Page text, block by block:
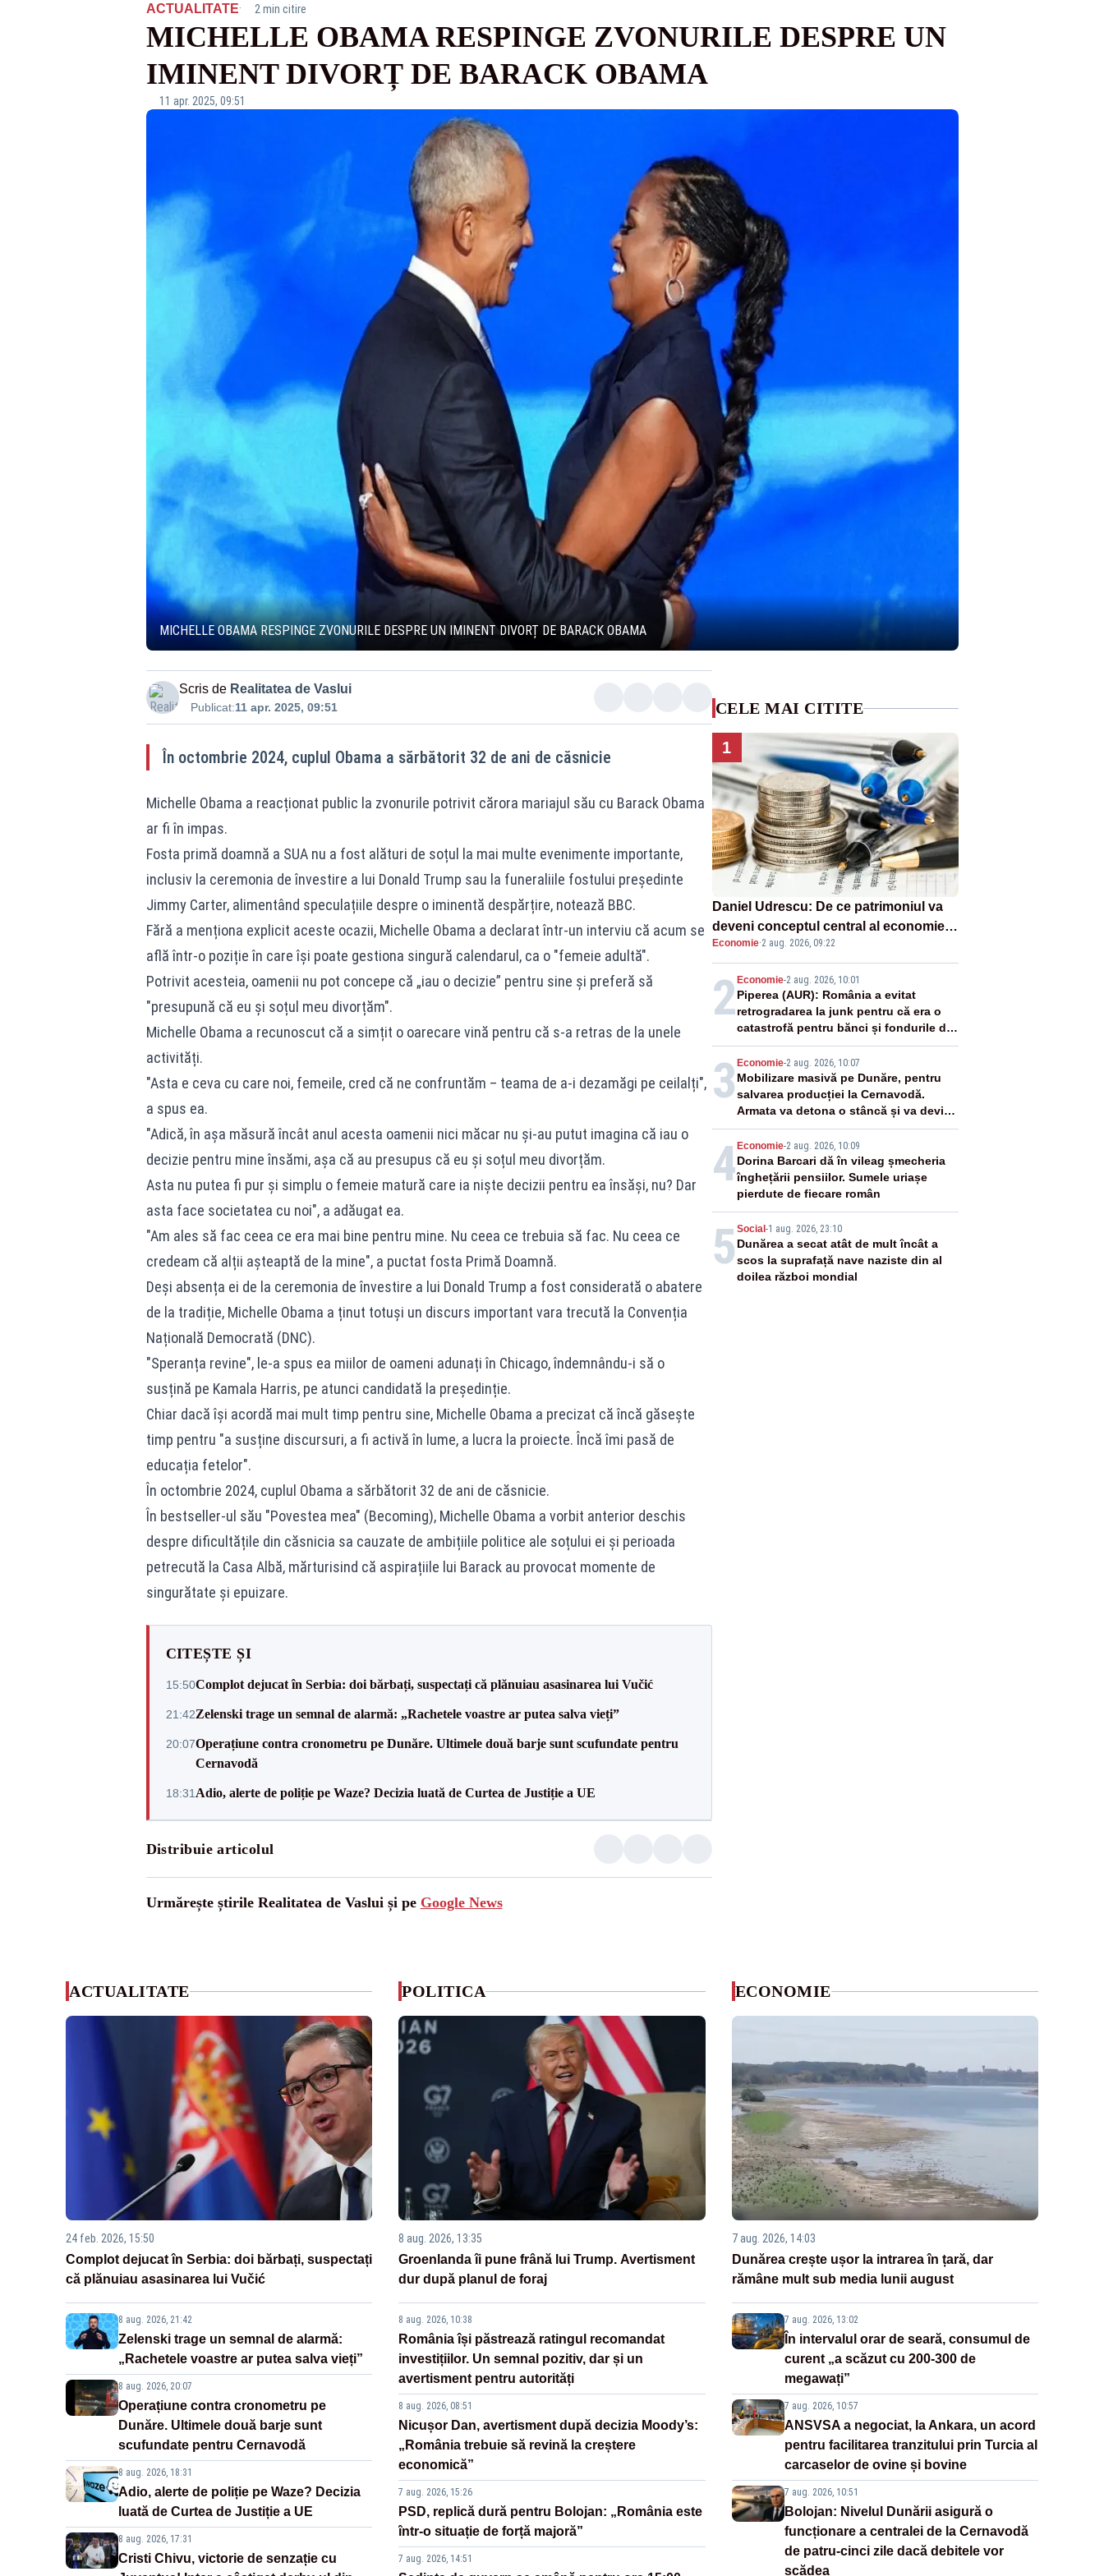
ACTUALITATE· 2 min citire
MICHELLE OBAMA RESPINGE ZVONURILE DESPRE UN
IMINENT DIVORȚ DE BARACK OBAMA
11 apr. 2025, 09:51
MICHELLE OBAMA RESPINGE ZVONURILE DESPRE UN IMINENT DIVORȚ DE BARACK OBAMA
Scris de Realitatea de Vaslui
Publicat:11 apr. 2025, 09:51
În octombrie 2024, cuplul Obama a sărbătorit 32 de ani de căsnicie
Michelle Obama a reacționat public la zvonurile potrivit cărora mariajul său cu Barack Obama
ar fi în impas.
Fosta primă doamnă a SUA nu a fost alături de soțul la mai multe evenimente importante,
inclusiv la ceremonia de învestire a lui Donald Trump sau la funeraliile fostului președinte
Jimmy Carter, alimentând speculațiile despre o iminentă despărțire, notează BBC.
Fără a menționa explicit aceste ocazii, Michelle Obama a declarat într-un interviu că acum se
află într-o poziție în care își poate gestiona singură calendarul, ca o "femeie adultă".
Potrivit acesteia, oamenii nu pot concepe că „iau o decizie” pentru sine și preferă să
"presupună că eu și soțul meu divorțăm".
Michelle Obama a recunoscut că a simțit o oarecare vină pentru că s-a retras de la unele
activități.
"Asta e ceva cu care noi, femeile, cred că ne confruntăm – teama de a-i dezamăgi pe ceilalți",
a spus ea.
"Adică, în așa măsură încât anul acesta oamenii nici măcar nu și-au putut imagina că iau o
decizie pentru mine însămi, așa că au presupus că eu și soțul meu divorțăm.
Asta nu putea fi pur și simplu o femeie matură care ia niște decizii pentru ea însăși, nu? Dar
asta face societatea cu noi", a adăugat ea.
"Am ales să fac ceea ce era mai bine pentru mine. Nu ceea ce trebuia să fac. Nu ceea ce
credeam că alții așteaptă de la mine", a puctat fosta Primă Doamnă.
Deși absența ei de la ceremonia de învestire a lui Donald Trump a fost considerată o abatere
de la tradiție, Michelle Obama a ținut totuși un discurs important vara trecută la Convenția
Națională Democrată (DNC).
"Speranța revine", le-a spus ea miilor de oameni adunați în Chicago, îndemnându-i să o
susțină pe Kamala Harris, pe atunci candidată la președinție.
Chiar dacă își acordă mai mult timp pentru sine, Michelle Obama a precizat că încă găsește
timp pentru "a susține discursuri, a fi activă în lume, a lucra la proiecte. Încă îmi pasă de
educația fetelor".
În octombrie 2024, cuplul Obama a sărbătorit 32 de ani de căsnicie.
În bestseller-ul său "Povestea mea" (Becoming), Michelle Obama a vorbit anterior deschis
despre dificultățile din căsnicia sa cauzate de ambițiile politice ale soțului ei și perioada
petrecută la Casa Albă, mărturisind că aspirațiile lui Barack au provocat momente de
singurătate și epuizare.
CITEȘTE ȘI
15:50Complot dejucat în Serbia: doi bărbați, suspectați că plănuiau asasinarea lui Vučić
21:42Zelenski trage un semnal de alarmă: „Rachetele voastre ar putea salva vieți”
20:07Operațiune contra cronometru pe Dunăre. Ultimele două barje sunt scufundate pentru
Cernavodă
18:31 Adio, alerte de poliție pe Waze? Decizia luată de Curtea de Justiție a UE
Distribuie articolul
Urmărește știrile Realitatea de Vaslui și pe Google News
CELE MAI CITITE
1
Daniel Udrescu: De ce patrimoniul va
deveni conceptul central al economiei
viitoare?
Economie·2 aug. 2026, 09:22
2 Economie-2 aug. 2026, 10:01
Piperea (AUR): România a evitat
retrogradarea la junk pentru că era o
catastrofă pentru bănci și fondurile de
pensii
3 Economie-2 aug. 2026, 10:07
Mobilizare masivă pe Dunăre, pentru
salvarea producției la Cernavodă.
Armata va detona o stâncă și va devia
apa fluviului - IMAGINI AERIENE
4 Economie-2 aug. 2026, 10:09
Dorina Barcari dă în vileag șmecheria
înghețării pensiilor. Sumele uriașe
pierdute de fiecare român
5 Social -1 aug. 2026, 23:10
Dunărea a secat atât de mult încât a
scos la suprafață nave naziste din al
doilea război mondial
ACTUALITATE
24 feb. 2026, 15:50
Complot dejucat în Serbia: doi bărbați, suspectați
că plănuiau asasinarea lui Vučić
8 aug. 2026, 21:42
Zelenski trage un semnal de alarmă:
„Rachetele voastre ar putea salva vieți”
8 aug. 2026, 20:07
Operațiune contra cronometru pe
Dunăre. Ultimele două barje sunt
scufundate pentru Cernavodă
8 aug. 2026, 18:31
Adio, alerte de poliție pe Waze? Decizia
luată de Curtea de Justiție a UE
8 aug. 2026, 17:31
Cristi Chivu, victorie de senzație cu
POLITICA
8 aug. 2026, 13:35
Groenlanda îi pune frână lui Trump. Avertisment
dur după planul de foraj
8 aug. 2026, 10:38
România își păstrează ratingul recomandat
investițiilor. Un semnal pozitiv, dar și un
avertisment pentru autorități
8 aug. 2026, 08:51
Nicușor Dan, avertisment după decizia Moody’s:
„România trebuie să revină la creștere
economică”
7 aug. 2026, 15:26
PSD, replică dură pentru Bolojan: „România este
într-o situație de forță majoră”
7 aug. 2026, 14:51
ECONOMIE
7 aug. 2026, 14:03
Dunărea crește ușor la intrarea în țară, dar
rămâne mult sub media lunii august
7 aug. 2026, 13:02
În intervalul orar de seară, consumul de
curent „a scăzut cu 200-300 de
megawați”
7 aug. 2026, 10:57
ANSVSA a negociat, la Ankara, un acord
pentru facilitarea tranzitului prin Turcia al
carcaselor de ovine și bovine
7 aug. 2026, 10:51
Bolojan: Nivelul Dunării asigură o
funcționare a centralei de la Cernavodă
de patru-cinci zile dacă debitele vor
scădea